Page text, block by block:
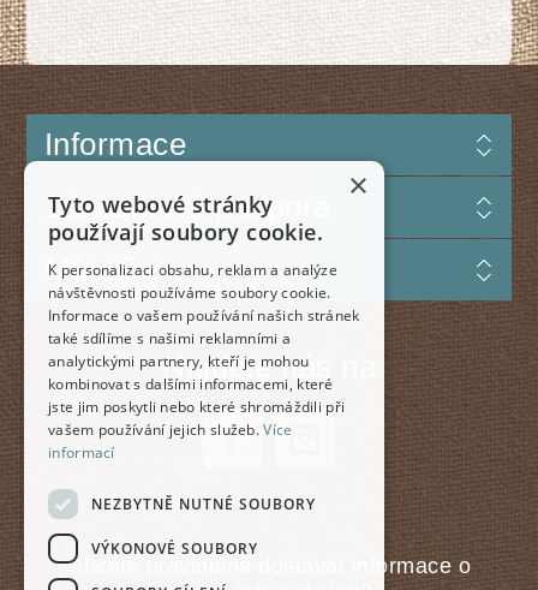
Informace
Zákaznická podpora
Můj účet
Najdete nás na
Chcete pravidelně dostávat informace o
×
Tyto webové stránky
používají soubory cookie.
K personalizaci obsahu, reklam a analýze
návštěvnosti používáme soubory cookie.
Informace o vašem používání našich stránek
také sdílíme s našimi reklamními a
analytickými partnery, kteří je mohou
kombinovat s dalšími informacemi, které
jste jim poskytli nebo které shromáždili při
vašem používání jejich služeb.Více
informací
NEZBYTNĚ NUTNÉ SOUBORY
VÝKONOVÉ SOUBORY